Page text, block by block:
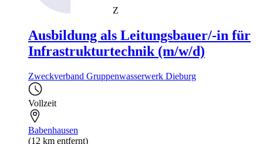
Z
Ausbildung als Leitungsbauer/-in für
Infrastrukturtechnik (m/w/d)
Zweckverband Gruppenwasserwerk Dieburg
Vollzeit
Babenhausen
(12 km entfernt)